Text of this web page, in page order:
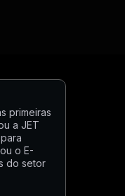
primeiras
a JET
o E-
do setor